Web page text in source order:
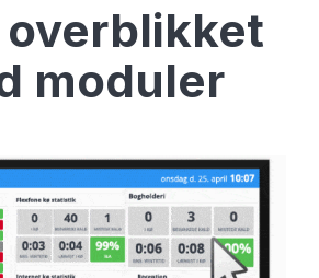
overblikket
moduler